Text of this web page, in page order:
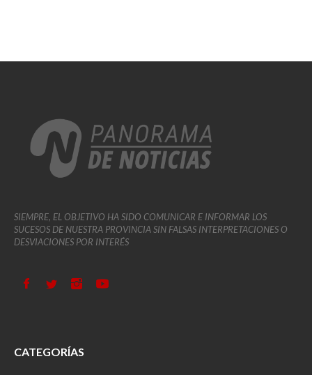
SIEMPRE, EL OBJETIVO HA SIDO COMUNICAR E INFORMAR LOS
SUCESOS DE NUESTRA PROVINCIA SIN FALSAS INTERPRETACIONES O
DESVIACIONES POR INTERÉS
CATEGORÍAS